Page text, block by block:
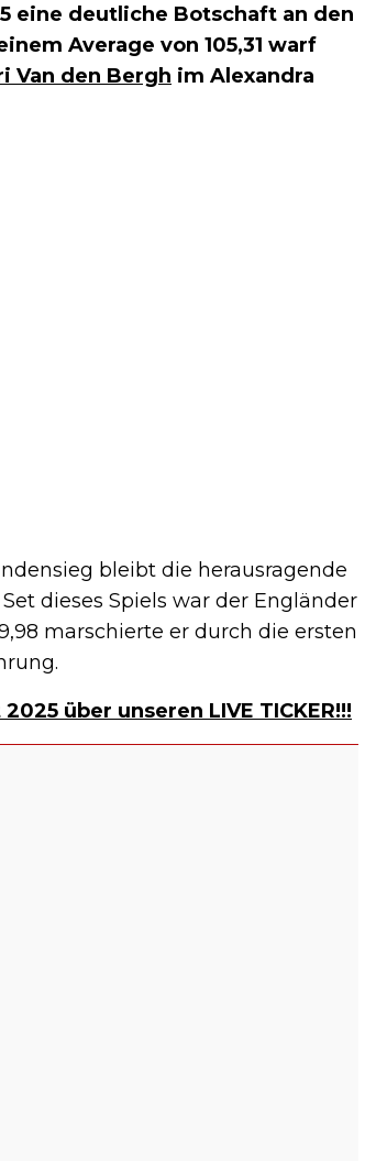
eine deutliche Botschaft an den
Average von 105,31 warf
Van den Bergh im Alexandra
bleibt die herausragende
dieses Spiels war der Engländer
marschierte er durch die ersten
über unseren LIVE TICKER!!!